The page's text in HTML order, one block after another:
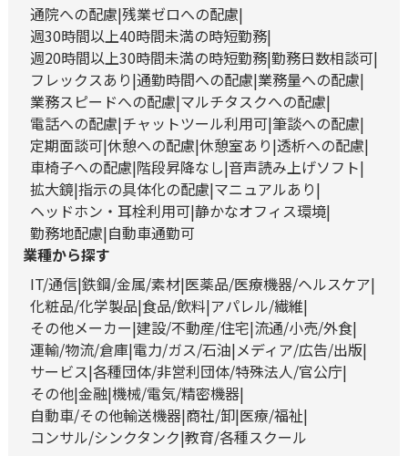
通院への配慮 残業ゼロへの配慮
週30時間以上40時間未満の時短勤務
週20時間以上30時間未満の時短勤務 勤務日数相談可
フレックスあり 通勤時間への配慮 業務量への配慮
業務スピードへの配慮 マルチタスクへの配慮
電話への配慮 チャットツール利用可 筆談への配慮
定期面談可 休憩への配慮 休憩室あり 透析への配慮
車椅子への配慮 階段昇降なし 音声読み上げソフト
拡大鏡 指示の具体化の配慮 マニュアルあり
ヘッドホン・耳栓利用可 静かなオフィス環境
勤務地配慮 自動車通勤可
業種から探す
IT/通信 鉄鋼/金属/素材 医薬品/医療機器/ヘルスケア
化粧品/化学製品 食品/飲料 アパレル/繊維
その他メーカー 建設/不動産/住宅 流通/小売/外食
運輸/物流/倉庫 電力/ガス/石油 メディア/広告/出版
サービス 各種団体/非営利団体/特殊法人/官公庁
その他 金融 機械/電気/精密機器
自動車/その他輸送機器 商社/卸 医療/福祉
コンサル/シンクタンク 教育/各種スクール